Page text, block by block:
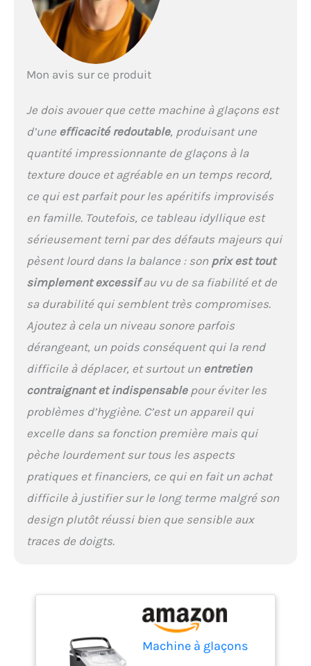
Mon avis sur ce produit
Je dois avouer que cette machine à glaçons est
d’une efficacité redoutable, produisant une
quantité impressionnante de glaçons à la
texture douce et agréable en un temps record,
ce qui est parfait pour les apéritifs improvisés
en famille. Toutefois, ce tableau idyllique est
sérieusement terni par des défauts majeurs qui
pèsent lourd dans la balance : son prix est tout
simplement excessifau vu de sa fiabilité et de
sa durabilité qui semblent très compromises.
Ajoutez à cela un niveau sonore parfois
dérangeant, un poids conséquent qui la rend
difficile à déplacer, et surtout un entretien
contraignant et indispensablepour éviter les
problèmes d’hygiène. C’est un appareil qui
excelle dans sa fonction première mais qui
pèche lourdement sur tous les aspects
pratiques et financiers, ce qui en fait un achat
difficile à justifier sur le long terme malgré son
design plutôt réussi bien que sensible aux
traces de doigts.
Machine à glaçons